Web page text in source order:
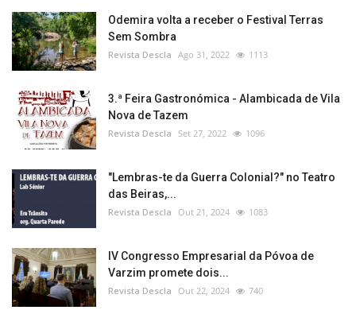
Odemira volta a receber o Festival Terras
Sem Sombra
Revista Descla Ago 31, 2022 1113
3.ª Feira Gastronómica - Alambicada de Vila
Nova de Tazem
Revista Descla Set 27, 2022 1096
"Lembras-te da Guerra Colonial?" no Teatro
das Beiras,...
Revista Descla Out 21, 2024 1083
IV Congresso Empresarial da Póvoa de
Varzim promete dois...
Revista Descla Out 22, 2024 740